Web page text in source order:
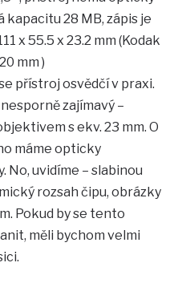
kapacitu 28 MB, zápis je
x 55.5 x 23.2 mm (Kodak
mm )
přístroj osvědčí v praxi.
zajímavý –
s ekv. 23 mm. O
máme opticky
No, uvidíme – slabinou
rozsah čipu, obrázky
Pokud by se tento
měli bychom velmi